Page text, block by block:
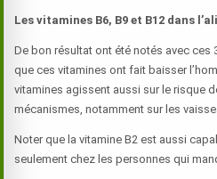
Les vitamines B6, B9 et B12 dans
De bon résultat ont été notés avec ces
que ces vitamines ont fait baisser
vitamines agissent aussi sur le risque
mécanismes, notamment sur les
Noter que la vitamine B2 est aussi
seulement chez les personnes qui